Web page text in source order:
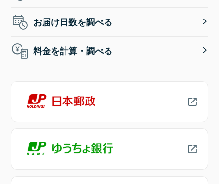
お届け日数を調べる
料金を計算・調べる